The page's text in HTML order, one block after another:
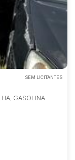
SEM LICITANTES
GASOLINA